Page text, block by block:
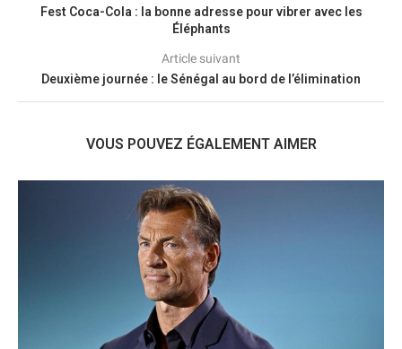
Fest Coca-Cola : la bonne adresse pour vibrer avec les
Éléphants
Article suivant
Deuxième journée : le Sénégal au bord de l’élimination
VOUS POUVEZ ÉGALEMENT AIMER